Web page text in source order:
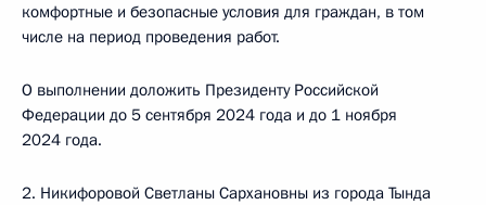
комфортные и безопасные условия для граждан, в том
числе на период проведения работ.
О выполнении доложить Президенту Российской
Федерации до 5 сентября 2024 года и до 1 ноября
2024 года.
2. Никифоровой Светланы Сархановны из города Тында